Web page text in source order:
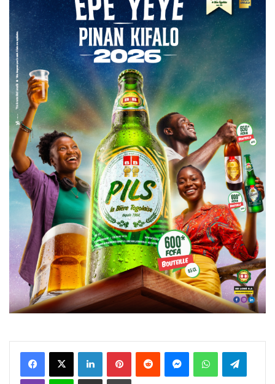
FacebookX Linkedin PinterestReddit MessengerWhatsAppTelegram
Viber Ligne Partager par email Imprimer